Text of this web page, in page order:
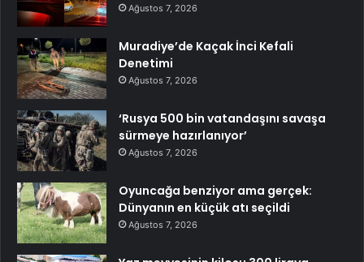
Ağustos 7, 2026
Muradiye’de Kaçak İnci Kefali
Denetimi
Ağustos 7, 2026
‘Rusya 500 bin vatandaşını savaşa
sürmeye hazırlanıyor’
Ağustos 7, 2026
Oyuncağa benziyor ama gerçek:
Dünyanın en küçük atı seçildi
Ağustos 7, 2026